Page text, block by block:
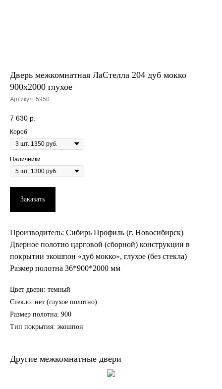
Дверь межкомнатная ЛаСтелла 204 дуб мокко
900х2000 глухое
Артикул: 5950
7 630 р.
Короб
Наличники
Заказать
Производитель: Сибирь Профиль (г. Новосибирск)
Дверное полотно царговой (сборной) конструкции в
покрытии экошпон «дуб мокко», глухое (без стекла)
Размер полотна 36*900*2000 мм
Цвет двери: темный
Стекло: нет (глухое полотно)
Размер полотна: 900
Тип покрытия: экошпон
Другие межкомнатные двери